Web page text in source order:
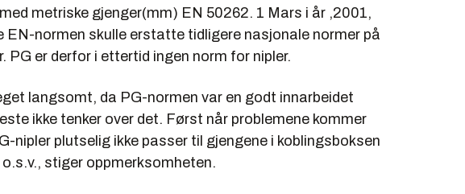
metriske gjenger(mm) EN 50262. 1 Mars i år ,2001,
EN-normen skulle erstatte tidligere nasjonale normer på
PG er derfor i ettertid ingen norm for nipler.
langsomt, da PG-normen var en godt innarbeidet
ikke tenker over det. Først når problemene kommer
nipler plutselig ikke passer til gjengene i koblingsboksen
stiger oppmerksomheten.